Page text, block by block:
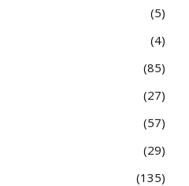
5
4
85
27
57
29
135